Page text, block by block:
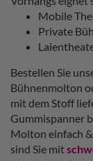
Mobile
Private
Bestellen Sie
Bühnenmolton
mit dem Stoff
Gummispanner
Molton einfach
sind Sie mit